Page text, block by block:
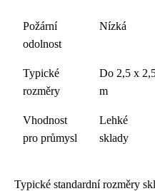
Požární
odolnost
Nízká
Typické
rozměry
Do 2,5 x
m
Vhodnost
pro průmysl
Lehké
sklady
Typické standardní rozměry